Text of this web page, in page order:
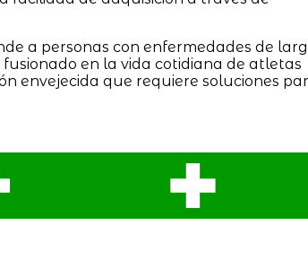
a personas con enfermedades de
en la vida cotidiana de atletas
envejecida que requiere soluciones